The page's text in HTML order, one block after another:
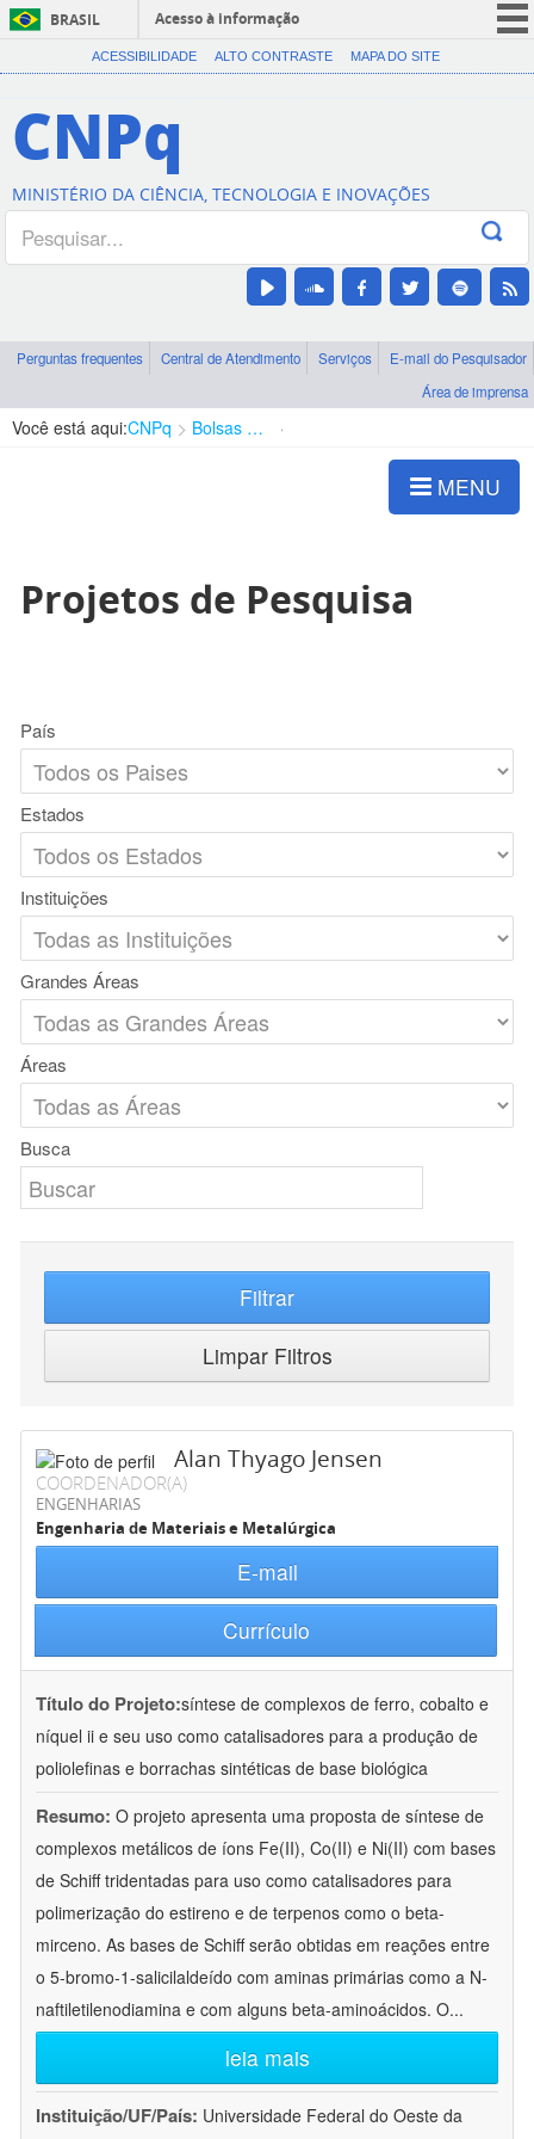
BRASIL
Acesso à informação
CORONAVÍRUS (COVID-19)
Canais
ACESSIBILIDADE ALTO CONTRASTE MAPA DO SITE
CNPq
MINISTÉRIO DA CIÊNCIA, TECNOLOGIA E INOVAÇÕES
Perguntas frequentes Central de Atendimento Serviços
E-mail do Pesquisador
Área de imprensa
Você está aqui:CNPq Bolsas e Auxílios Vigentes
MENU
Projetos de Pesquisa
País
Estados
Instituições
Grandes Áreas
Áreas
Busca
Filtrar
Limpar Filtros
Alan Thyago Jensen
COORDENADOR(A)
ENGENHARIAS
Engenharia de Materiais e Metalúrgica
E-mail
Currículo
Título do Projeto:síntese de complexos de ferro, cobalto e
níquel ii e seu uso como catalisadores para a produção de
poliolefinas e borrachas sintéticas de base biológica
Resumo: O projeto apresenta uma proposta de síntese de
complexos metálicos de íons Fe(II), Co(II) e Ni(II) com bases
de Schiff tridentadas para uso como catalisadores para
polimerização do estireno e de terpenos como o beta-
mirceno. As bases de Schiff serão obtidas em reações entre
o 5-bromo-1-salicilaldeído com aminas primárias como a N-
naftiletilenodiamina e com alguns beta-aminoácidos. O...
leia mais
Instituição/UF/País: Universidade Federal do Oeste da